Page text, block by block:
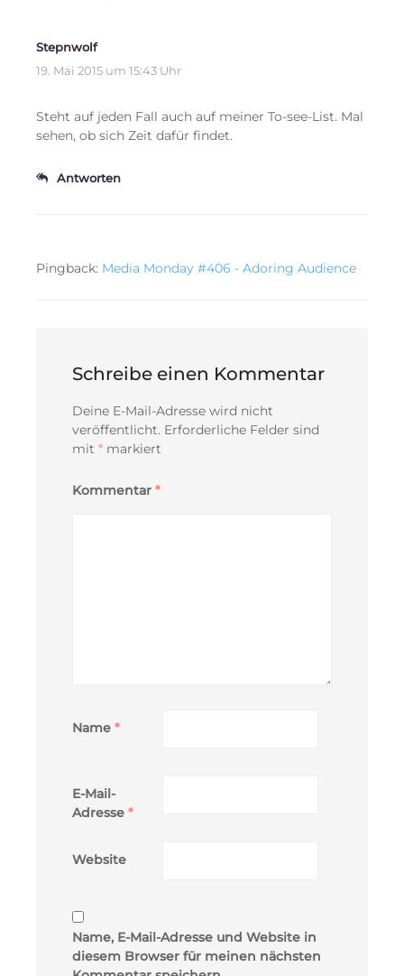
Stepnwolf
19. Mai 2015 um 15:43 Uhr
Steht auf jeden Fall auch auf meiner To-see-List. Mal
sehen, ob sich Zeit dafür findet.
Antworten
Pingback: Media Monday #406 - Adoring Audience
Schreibe einen Kommentar
Deine E-Mail-Adresse wird nicht
veröffentlicht. Erforderliche Felder sind
mit * markiert
Kommentar *
Name *
E-Mail-
Adresse *
Website
Name, E-Mail-Adresse und Website in
diesem Browser für meinen nächsten